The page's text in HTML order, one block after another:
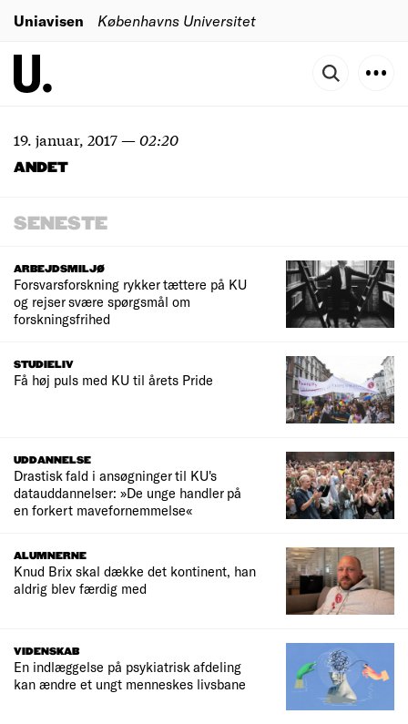
Uniavisen Københavns Universitet
19. januar, 2017—02:20
ANDET
SENESTE
ARBEJDSMILJØ
Forsvarsforskning rykker tættere på KU
og rejser svære spørgsmål om
forskningsfrihed
STUDIELIV
Få høj puls med KU til årets Pride
UDDANNELSE
Drastisk fald i ansøgninger til KU's
datauddannelser: »De unge handler på
en forkert mavefornemmelse«
ALUMNERNE
Knud Brix skal dække det kontinent, han
aldrig blev færdig med
VIDENSKAB
En indlæggelse på psykiatrisk afdeling
kan ændre et ungt menneskes livsbane